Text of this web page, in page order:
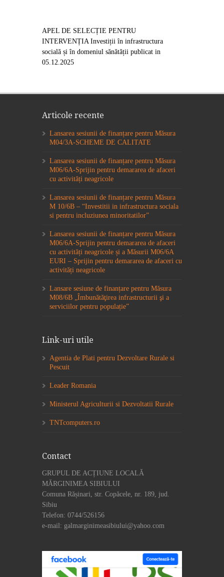
APEL DE SELECȚIE PENTRU
INTERVENȚIA Investiții în infrastructura
socială și în domeniul sănătății publicat in
05.12.2025
Articole recente
Lansarea sesiunii de finanțare pentru Măsura
M04/3A-SCHEME DE CALITATE
Lansarea sesiunii de finanțare pentru Măsura
M06/6A-Sprijin pentru demararea de afaceri
cu activități neagricole
Lansarea sesiunii de finanțare pentru Măsura
M 10/6B – “Investitii in infrastructura sociala
si pentru incluziunea minoritatilor”
Lansarea sesiunii de finanțare pentru Măsura
M06/6A-Sprijin pentru demararea de afaceri
cu activități neagricole și a Măsurii M06/6A
EURI – Sprijin pentru demararea de afaceri cu
activități neagricole
Lansare sesiune de finanțare pentru Măsura
M08/6B „Îmbunătăţirea infrastructurii şi a
serviciilor pentru populație”
Link-uri utile
Agentia de Plati pentru Dezvoltare Rurale si
Pescuit
Leader Romania
Ministerul Agriculturii si Dezvoltatii Rurale
TNTcomputers.ro
Contact
GRUPUL DE ACȚIUNE LOCALĂ
MĂRGINIMEA SIBIULUI
Comuna Rășinari, str. Copăcele, nr. 189, jud.
Sibiu
Telefon: 0744/526156
e-mail: galmarginimeasibiului@yahoo.com